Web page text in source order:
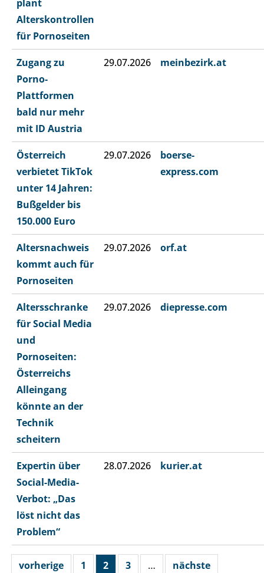
plant
Alterskontrollen
für Pornoseiten
Zugang zu
Porno-
Plattformen
bald nur mehr
mit ID Austria
29.07.2026 meinbezirk.at
Österreich
verbietet TikTok
unter 14 Jahren:
Bußgelder bis
150.000 Euro
29.07.2026
boerse-
express.com
Altersnachweis
kommt auch für
Pornoseiten
29.07.2026 orf.at
Altersschranke
für Social Media
und
Pornoseiten:
Österreichs
Alleingang
könnte an der
Technik
scheitern
29.07.2026 diepresse.com
Expertin über
Social-Media-
Verbot: „Das
löst nicht das
Problem“
28.07.2026 kurier.at
vorherige 1 2 3 … nächste